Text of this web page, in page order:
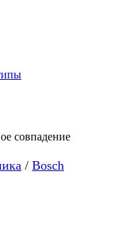
совпадение
/ Bosch